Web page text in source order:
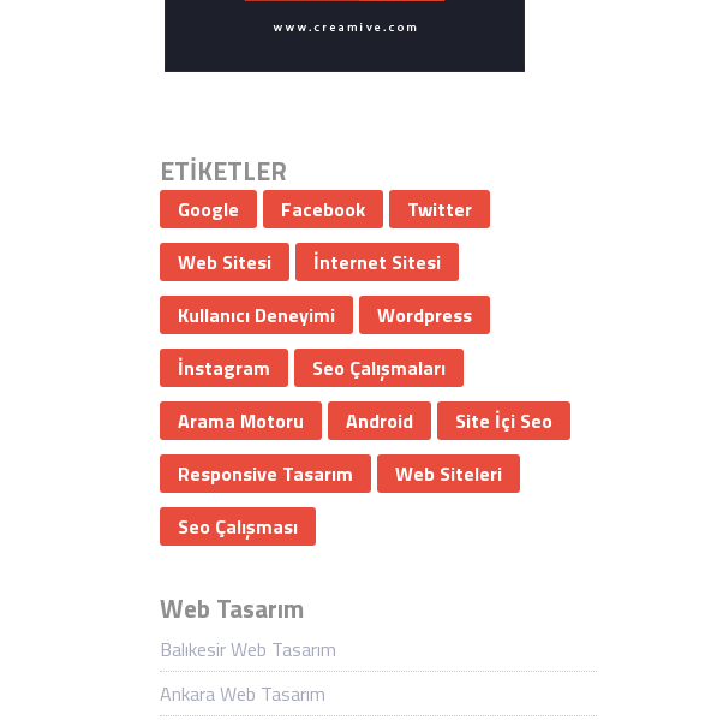
ETİKETLER
Google Facebook
Twitter
Web Sitesi
İnternet Sitesi
Kullanıcı Deneyimi
Wordpress
İnstagram
Seo Çalışmaları
Arama Motoru
Android
Site İçi Seo
Responsive Tasarım
Web Siteleri
Seo Çalışması
Web Tasarım
Balıkesir Web Tasarım
Ankara Web Tasarım